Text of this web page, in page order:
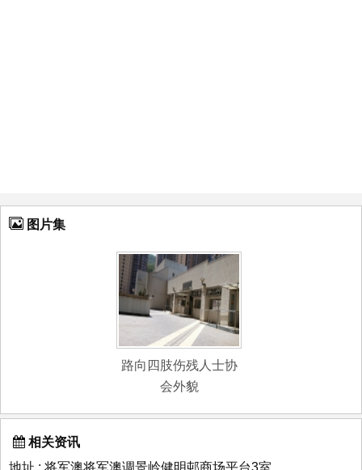
图片集
路向四肢伤残人士协
会外貌
相关资讯
地址 : 将军澳将军澳调景岭健明邨商场平台3室